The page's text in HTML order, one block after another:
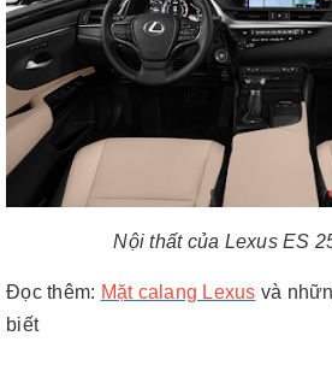
Nội thất của Lexus ES
Đọc thêm: Mặt calang Lexus và
biết